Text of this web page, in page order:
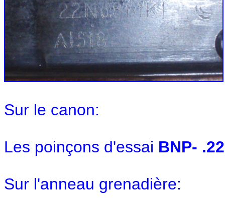
Sur le canon:
Les poinçons d'essai BNP-
Sur l'anneau grenadière: